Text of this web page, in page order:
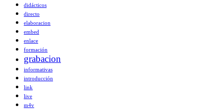
didácticos
directo
elaboracion
embed
enlace
formación
grabacion
informativas
introducción
link
live
m4v